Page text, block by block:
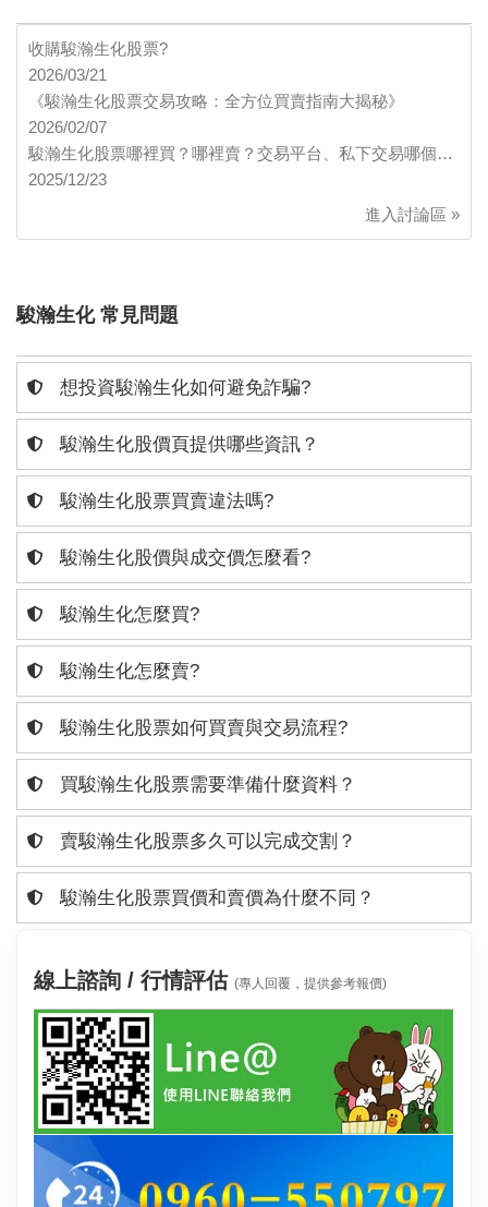
收購駿瀚生化股票?
2026/03/21
《駿瀚生化股票交易攻略：全方位買賣指南大揭秘》
2026/02/07
駿瀚生化股票哪裡買？哪裡賣？交易平台、私下交易哪個…
2025/12/23
進入討論區 »
駿瀚生化 常見問題
想投資駿瀚生化如何避免詐騙?
駿瀚生化股價頁提供哪些資訊？
駿瀚生化股票買賣違法嗎?
駿瀚生化股價與成交價怎麼看?
駿瀚生化怎麼買?
駿瀚生化怎麼賣?
駿瀚生化股票如何買賣與交易流程?
買駿瀚生化股票需要準備什麼資料？
賣駿瀚生化股票多久可以完成交割？
駿瀚生化股票買價和賣價為什麼不同？
線上諮詢 / 行情評估 (專人回覆，提供參考報價)